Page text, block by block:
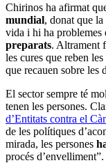
Chirinos ha afirmat
mundial, donat que la
vida i hi ha problemes
preparats. Altrament
les cures que reben
que recauen sobre les
El sector sempre té
tenen les persones.
d’Entitats contra el
de les polítiques
mirada, les persones
procés d’envelliment”.